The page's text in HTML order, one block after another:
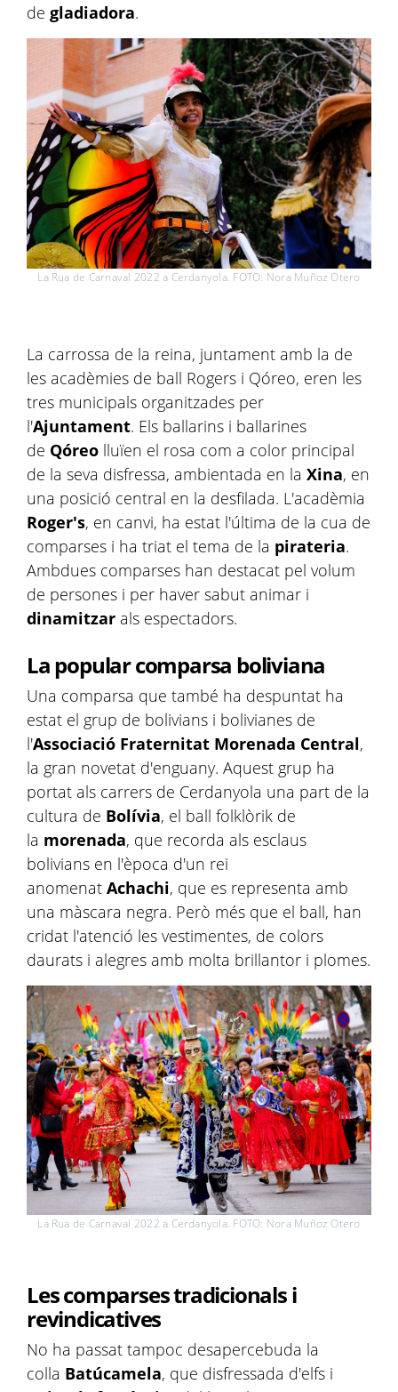
de gladiadora.
La Rua de Carnaval 2022 a Cerdanyola. FOTO: Nora Muñoz Otero
La carrossa de la reina, juntament amb la de
les acadèmies de ball Rogers i Qóreo, eren les
tres municipals organitzades per
l'Ajuntament. Els ballarins i ballarines
de Qóreo lluïen el rosa com a color principal
de la seva disfressa, ambientada en la Xina, en
una posició central en la desfilada. L'acadèmia
Roger's, en canvi, ha estat l'última de la cua de
comparses i ha triat el tema de la pirateria.
Ambdues comparses han destacat pel volum
de persones i per haver sabut animar i
dinamitzar als espectadors.
La popular comparsa boliviana
Una comparsa que també ha despuntat ha
estat el grup de bolivians i bolivianes de
l'Associació Fraternitat Morenada Central,
la gran novetat d'enguany. Aquest grup ha
portat als carrers de Cerdanyola una part de la
cultura de Bolívia, el ball folklòrik de
la morenada, que recorda als esclaus
bolivians en l'època d'un rei
anomenat Achachi, que es representa amb
una màscara negra. Però més que el ball, han
cridat l'atenció les vestimentes, de colors
daurats i alegres amb molta brillantor i plomes.
La Rua de Carnaval 2022 a Cerdanyola. FOTO: Nora Muñoz Otero
Les comparses tradicionals i
revindicatives
No ha passat tampoc desapercebuda la
colla Batúcamela, que disfressada d'elfs i